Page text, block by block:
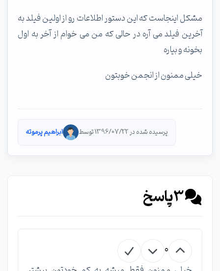
مشکل اینجاست که این دستور اطلاعات رو از اولین فیلد به
آخرین فیلد می آره در حالی که من می خوام از آخر به اول
بخونه و بیاره
خیلی ممنون از انجمن خوبتون
پرسیده شده در 1396/07/22 توسط ابراهیم پرموته
3پاسخ
0